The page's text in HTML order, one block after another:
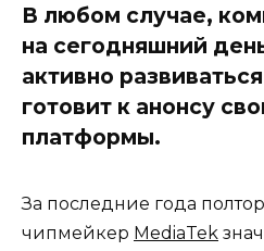
В любом случае,
на сегодняшний
активно
готовит к анонсу
платформы.
За последние года
чипмейкер MediaTek